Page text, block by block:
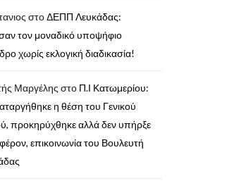
στοΔΕΠΠ Λευκάδας:
τον μοναδικό υποψήφιο
χωρίς εκλογική διαδικασία!
Μαργέλης στο Π.Ι Κατωμερίου:
η θέση του Γενικού
προκηρύχθηκε αλλά δεν υπήρξε
επικοινωνία του Βουλευτή